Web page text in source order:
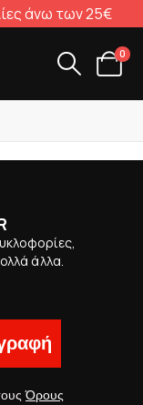
άνω των 25€
0
άλλα.
Όρους